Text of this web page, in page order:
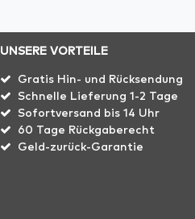
UNSERE VORTEILE
Gratis Hin- und Rücksendung
Schnelle Lieferung 1-2 Tage
Sofortversand bis 14 Uhr
60 Tage Rückgaberecht
Geld-zurück-Garantie